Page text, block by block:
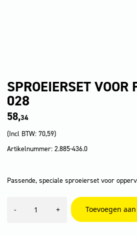
SPROEIERSET VOOR
028
58,34
(Incl BTW: 70,59)
Artikelnummer: 2.885-436.0
Passende, speciale sproeierset voor
-
voor
+ Toevoegen